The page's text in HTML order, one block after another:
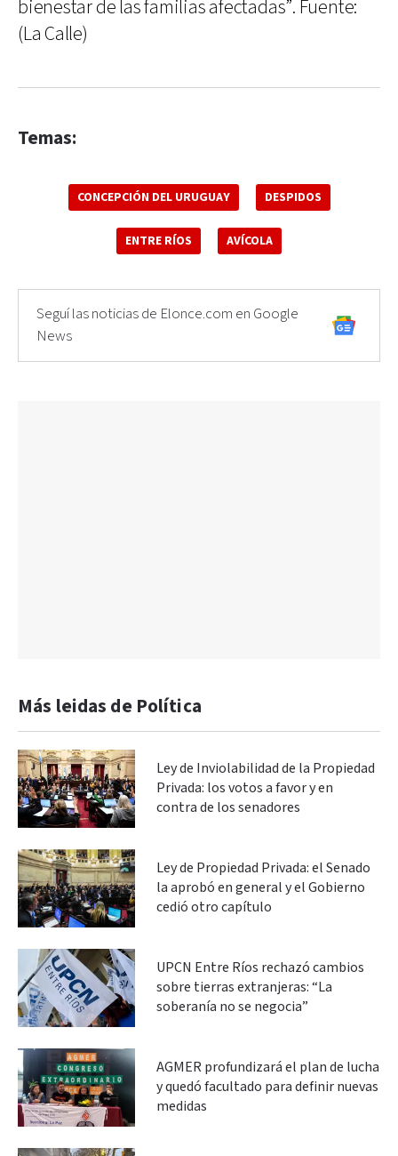
bienestar de las familias afectadas”. Fuente:
(La Calle)
Temas:
CONCEPCIÓN DEL URUGUAY DESPIDOS
ENTRE RÍOS AVÍCOLA
Seguí las noticias de Elonce.com en Google
News
Más leidas de Política
Ley de Inviolabilidad de la Propiedad
Privada: los votos a favor y en
contra de los senadores
Ley de Propiedad Privada: el Senado
la aprobó en general y el Gobierno
cedió otro capítulo
UPCN Entre Ríos rechazó cambios
sobre tierras extranjeras: “La
soberanía no se negocia”
AGMER profundizará el plan de lucha
y quedó facultado para definir nuevas
medidas